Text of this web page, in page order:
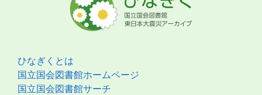
ひなぎくとは
国立国会図書館ホームページ
国立国会図書館サーチ